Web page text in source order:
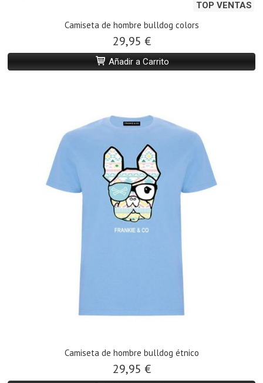
TOP VENTAS
Camiseta de hombre bulldog colors
29,95 €
Añadir a Carrito
Camiseta de hombre bulldog étnico
29,95 €